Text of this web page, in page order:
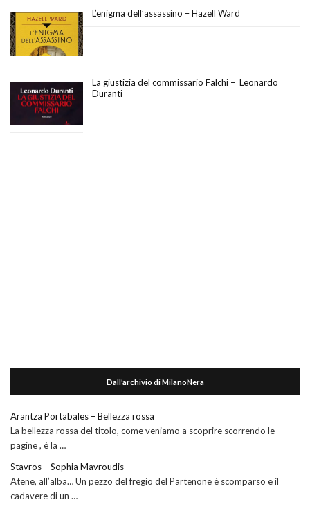
L’enigma dell’assassino – Hazell Ward
La giustizia del commissario Falchi – Leonardo
Duranti
Dall’archivio di MilanoNera
Arantza Portabales – Bellezza rossa
La bellezza rossa del titolo, come veniamo a scoprire scorrendo le
pagine , è la …
Stavros – Sophia Mavroudis
Atene, all’alba… Un pezzo del fregio del Partenone è scomparso e il
cadavere di un …